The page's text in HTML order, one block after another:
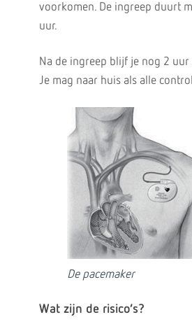
voorkomen. De ingreep duurt
uur.
Na de ingreep blijf je nog 2
Je mag naar huis als alle
De pacemaker
Wat zijn de risico’s?